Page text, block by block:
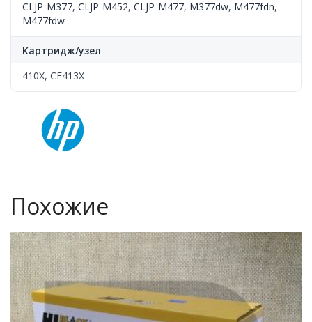
CLJP-M377, CLJP-M452, CLJP-M477, M377dw, M477fdn,
M477fdw
Картридж/узел
410X, CF413X
Похожие